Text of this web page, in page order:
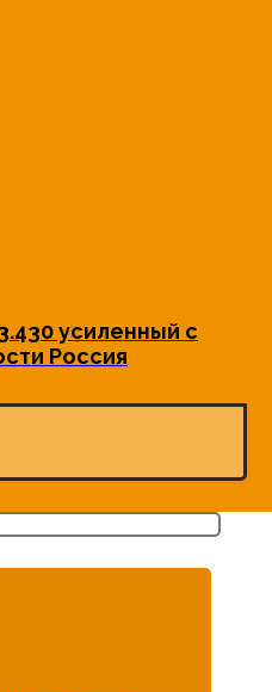
усиленный с
Россия